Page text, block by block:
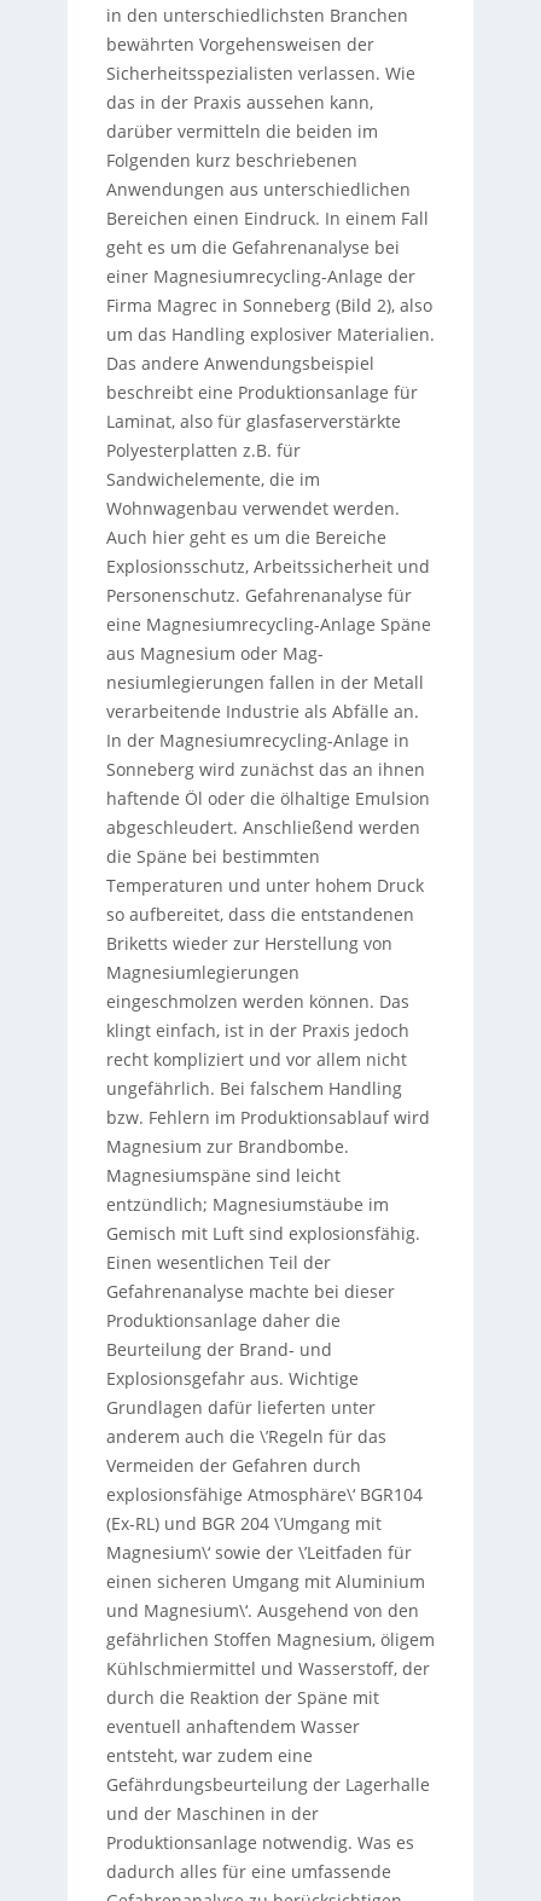
in den unterschiedlichsten Branchen
bewährten Vorgehensweisen der
Sicherheitsspezialisten verlassen. Wie
das in der Praxis aussehen kann,
darüber vermitteln die beiden im
Folgenden kurz beschriebenen
Anwendungen aus unterschiedlichen
Bereichen einen Eindruck. In einem Fall
geht es um die Gefahrenanalyse bei
einer Magnesiumrecycling-Anlage der
Firma Magrec in Sonneberg (Bild 2), also
um das Handling explosiver Materialien.
Das andere Anwendungsbeispiel
beschreibt eine Produktionsanlage für
Laminat, also für glasfaserverstärkte
Polyesterplatten z.B. für
Sandwichelemente, die im
Wohnwagenbau verwendet werden.
Auch hier geht es um die Bereiche
Explosionsschutz, Arbeitssicherheit und
Personenschutz. Gefahrenanalyse für
eine Magnesiumrecycling-Anlage Späne
aus Magnesium oder Mag­
nesiumlegierungen fallen in der Metall
verarbeitende Industrie als Abfälle an.
In der Magnesiumrecycling-Anlage in
Sonneberg wird zunächst das an ihnen
haftende Öl oder die ölhaltige Emulsion
abgeschleudert. Anschließend werden
die Späne bei bestimmten
Temperaturen und unter hohem Druck
so aufbereitet, dass die entstandenen
Briketts wieder zur Herstellung von
Magnesiumlegierungen
eingeschmolzen werden können. Das
klingt einfach, ist in der Praxis jedoch
recht kompliziert und vor allem nicht
ungefährlich. Bei falschem Handling
bzw. Fehlern im Produktionsablauf wird
Magnesium zur Brandbombe.
Magnesiumspäne sind leicht
entzündlich; Magnesiumstäube im
Gemisch mit Luft sind explosionsfähig.
Einen wesentlichen Teil der
Gefahrenanalyse machte bei dieser
Produktionsanlage daher die
Beurteilung der Brand- und
Explosionsgefahr aus. Wichtige
Grundlagen dafür lieferten unter
anderem auch die \’Regeln für das
Vermeiden der Gefahren durch
explosionsfähige Atmosphäre\‘ BGR104
(Ex-RL) und BGR 204 \’Umgang mit
Magnesium\‘ sowie der \’Leitfaden für
einen sicheren Umgang mit Aluminium
und Magnesium\‘. Ausgehend von den
gefährlichen Stoffen Magnesium, öligem
Kühlschmiermittel und Wasserstoff, der
durch die Reaktion der Späne mit
eventuell anhaftendem Wasser
entsteht, war zudem eine
Gefährdungsbeurteilung der Lagerhalle
und der Maschinen in der
Produktionsanlage notwendig. Was es
dadurch alles für eine umfassende